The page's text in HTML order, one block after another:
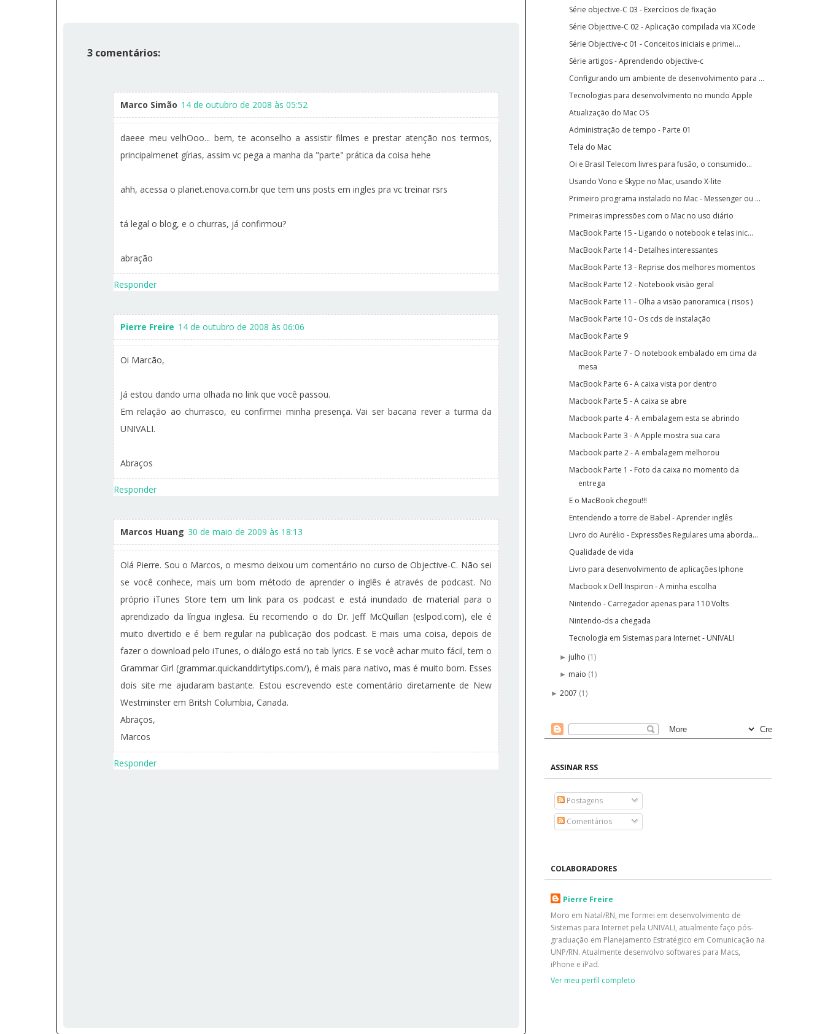
3 comentários:
Marco Simão 14 de outubro de 2008 às 05:52
daeee meu velhOoo... bem, te aconselho a assistir filmes e prestar atenção nos termos,
principalmenet gírias, assim vc pega a manha da "parte" prática da coisa hehe
ahh, acessa o planet.enova.com.br que tem uns posts em ingles pra vc treinar rsrs
tá legal o blog, e o churras, já confirmou?
abração
Responder
Pierre Freire 14 de outubro de 2008 às 06:06
Oi Marcão,
Já estou dando uma olhada no link que você passou.
Em relação ao churrasco, eu confirmei minha presença. Vai ser bacana rever a turma da
UNIVALI.
Abraços
Responder
Marcos Huang 30 de maio de 2009 às 18:13
Olá Pierre. Sou o Marcos, o mesmo deixou um comentário no curso de Objective-C. Não sei
se você conhece, mais um bom método de aprender o inglês é através de podcast. No
próprio iTunes Store tem um link para os podcast e está inundado de material para o
aprendizado da língua inglesa. Eu recomendo o do Dr. Jeff McQuillan (eslpod.com), ele é
muito divertido e é bem regular na publicação dos podcast. E mais uma coisa, depois de
fazer o download pelo iTunes, o diálogo está no tab lyrics. E se você achar muito fácil, tem o
Grammar Girl (grammar.quickanddirtytips.com/), é mais para nativo, mas é muito bom. Esses
dois site me ajudaram bastante. Estou escrevendo este comentário diretamente de New
Westminster em Britsh Columbia, Canada.
Abraços,
Marcos
Responder
Série objective-C 03 - Exercícios de fixação
Série Objective-C 02 - Aplicação compilada via XCode
Série Objective-c 01 - Conceitos iniciais e primei...
Série artigos - Aprendendo objective-c
Configurando um ambiente de desenvolvimento para ...
Tecnologias para desenvolvimento no mundo Apple
Atualização do Mac OS
Administração de tempo - Parte 01
Tela do Mac
Oi e Brasil Telecom livres para fusão, o consumido...
Usando Vono e Skype no Mac, usando X-lite
Primeiro programa instalado no Mac - Messenger ou ...
Primeiras impressões com o Mac no uso diário
MacBook Parte 15 - Ligando o notebook e telas inic...
MacBook Parte 14 - Detalhes interessantes
MacBook Parte 13 - Reprise dos melhores momentos
MacBook Parte 12 - Notebook visão geral
MacBook Parte 11 - Olha a visão panoramica ( risos )
MacBook Parte 10 - Os cds de instalação
MacBook Parte 9
MacBook Parte 7 - O notebook embalado em cima da
mesa
MacBook Parte 6 - A caixa vista por dentro
Macbook Parte 5 - A caixa se abre
Macbook parte 4 - A embalagem esta se abrindo
Macbook Parte 3 - A Apple mostra sua cara
Macbook parte 2 - A embalagem melhorou
Macbook Parte 1 - Foto da caixa no momento da
entrega
E o MacBook chegou!!!
Entendendo a torre de Babel - Aprender inglês
Livro do Aurélio - Expressões Regulares uma aborda...
Qualidade de vida
Livro para desenvolvimento de aplicações Iphone
Macbook x Dell Inspiron - A minha escolha
Nintendo - Carregador apenas para 110 Volts
Nintendo-ds a chegada
Tecnologia em Sistemas para Internet - UNIVALI
► julho (1)
► maio (1)
► 2007 (1)
ASSINAR RSS
Postagens
Comentários
COLABORADORES
Pierre Freire
Moro em Natal/RN, me formei em desenvolvimento de
Sistemas para Internet pela UNIVALI, atualmente faço pós-
graduação em Planejamento Estratégico em Comunicação na
UNP/RN. Atualmente desenvolvo softwares para Macs,
iPhone e iPad.
Ver meu perfil completo